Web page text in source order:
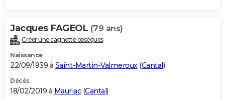
Jacques FAGEOL (79 ans)
Créer une cagnotte obsèques
Naissance
22/09/1939 à Saint-Martin-Valmeroux(Cantal)
Décès
18/02/2019 à Mauriac(Cantal)